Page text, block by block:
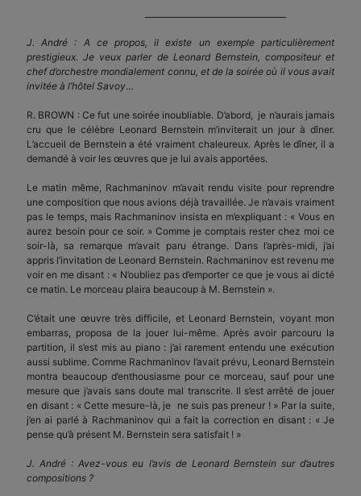
J. André : A ce propos, il existe un exemple particulièrement
prestigieux. Je veux parler de Leonard Bernstein, compositeur et
chef d’orchestre mondialement connu, et de la soirée où il vous avait
invitée à l’hôtel Savoy…
R. BROWN : Ce fut une soirée inoubliable. D’abord, je n’aurais jamais
cru que le célèbre Leonard Bernstein m’inviterait un jour à dîner.
L’accueil de Bernstein a été vraiment chaleureux. Après le dîner, il a
demandé à voir les œuvres que je lui avais apportées.
Le matin même, Rachmaninov m’avait rendu visite pour reprendre
une composition que nous avions déjà travaillée. Je n’avais vraiment
pas le temps, mais Rachmaninov insista en m’expliquant : « Vous en
aurez besoin pour ce soir. » Comme je comptais rester chez moi ce
soir-là, sa remarque m’avait paru étrange. Dans l’après-midi, j’ai
appris l’invitation de Leonard Bernstein. Rachmaninov est revenu me
voir en me disant : « N’oubliez pas d’emporter ce que je vous ai dicté
ce matin. Le morceau plaira beaucoup à M. Bernstein ».
C’était une œuvre très difficile, et Leonard Bernstein, voyant mon
embarras, proposa de la jouer lui-même. Après avoir parcouru la
partition, il s’est mis au piano : j’ai rarement entendu une exécution
aussi sublime. Comme Rachmaninov l’avait prévu, Leonard Bernstein
montra beaucoup d’enthousiasme pour ce morceau, sauf pour une
mesure que j’avais sans doute mal transcrite. Il s’est arrêté de jouer
en disant : « Cette mesure-là, je ne suis pas preneur ! » Par la suite,
j’en ai parlé à Rachmaninov qui a fait la correction en disant : « Je
pense qu’à présent M. Bernstein sera satisfait ! »
J. André : Avez-vous eu l’avis de Leonard Bernstein sur d’autres
compositions ?